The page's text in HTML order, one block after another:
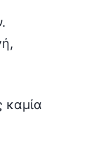
καμία